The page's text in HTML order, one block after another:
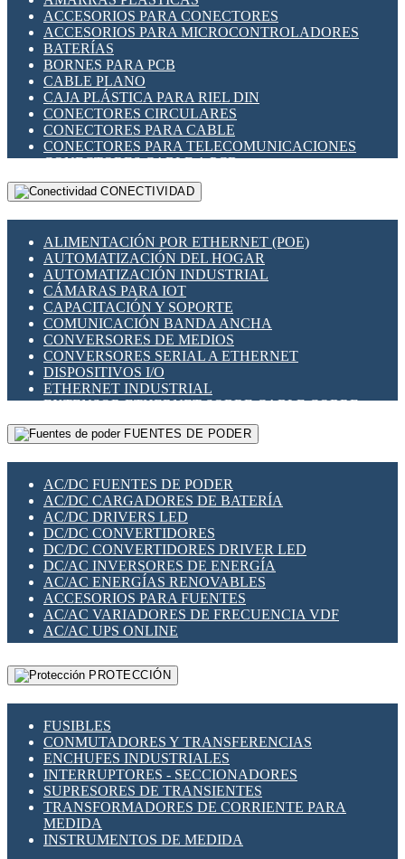
INDICADORES PARA PANEL
INTERFACES DE RELÉ
INTERRUPTORES FIN DE CARRERA
LLAVES CONMUTADORAS
MEDIDORES DE ENERGÍA Y TC'S DE CORRIENTE
MOTORES PASO A PASO
PANTALLAS HMI
PLC -CONTROLADORES LÓGICO PROGRAMABLES
PROGRAMADORES DE HORARIO
RELÉS DE PROTECCIÓN
SENSORES CAPACITIVOS
SENSORES INDUCTIVOS
TEMPORIZADORES
VARIACS
VARIADORES DE FRECUENCIA [VDF]
SECCIONADORES - INTERRUPTORES
MAQUINARIA
ACCESORIOS PARA CONECTORES
ACCESORIOS PARA MICROCONTROLADORES
BATERÍAS
BORNES PARA PCB
CABLE PLANO
CAJA PLÁSTICA PARA RIEL DIN
CONECTORES CIRCULARES
CONECTORES PARA CABLE
CONECTORES PARA TELECOMUNICACIONES
CONECTORES CABLE A PCB
CONECTORES PCB A CABLE
DIP SWITCHES
HERRAMIENTAS VARIAS
ILUMINACIÓN LED
INTERRUPTORES REED
INTERFACES DE RELÉ
OTROS RELÉS
PROTECCIÓN TÉRMICA
RELÉS AUTOMOTRICES
RELÉS DE SEÑAL
RELÉS DE ESTADO SÓLIDO SSR
RELÉS INDUSTRIALES
RELÉS MINIATURA DE POTENCIA
SENSORES MAGNÉTICOS
SWITCH Y MICROSWITCH
TARJETAS PI
UNIÓN Y DERIVACIÓN DE CABLE
CONECTIVIDAD
ALIMENTACIÓN POR ETHERNET (POE)
AUTOMATIZACIÓN DEL HOGAR
AUTOMATIZACIÓN INDUSTRIAL
CÁMARAS PARA IOT
CAPACITACIÓN Y SOPORTE
COMUNICACIÓN BANDA ANCHA
CONVERSORES DE MEDIOS
CONVERSORES SERIAL A ETHERNET
DISPOSITIVOS I/O
ETHERNET INDUSTRIAL
EXTENSOR ETHERNET SOBRE CABLE COBRE
GATEWAY LORAWAN
GESTIÓN DE REDES
PLACAS MODULARES IOT
SWITCHES Y REDES WIFI
SOLUCIONES IOT
SOLUCIONES LORAWAN
SOLUCIONES RED CELULAR
SEGURIDAD PARA REDES
SWITCHES LAN
TELEFONÍA IP (VOIP)
VIGILANCIA IP (CCTV)
MESHTASTIC
FUENTES DE PODER
AC/DC FUENTES DE PODER
AC/DC CARGADORES DE BATERÍA
AC/DC DRIVERS LED
DC/DC CONVERTIDORES
DC/DC CONVERTIDORES DRIVER LED
DC/AC INVERSORES DE ENERGÍA
AC/AC ENERGÍAS RENOVABLES
ACCESORIOS PARA FUENTES
AC/AC VARIADORES DE FRECUENCIA VDF
AC/AC UPS ONLINE
PROTECCIÓN
FUSIBLES
CONMUTADORES Y TRANSFERENCIAS
ENCHUFES INDUSTRIALES
INTERRUPTORES - SECCIONADORES
SUPRESORES DE TRANSIENTES
TRANSFORMADORES DE CORRIENTE PARA
MEDIDA
INSTRUMENTOS DE MEDIDA